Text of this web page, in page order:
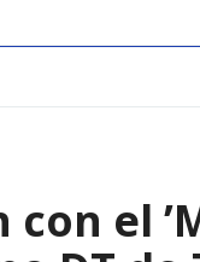
el